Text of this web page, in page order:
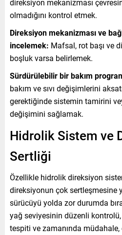
direksiyon mekanizması
olmadığını kontrol etmek.
Direksiyon mekanizması ve
incelemek: Mafsal, rot başı ve
boşluk varsa belirlemek.
Sürdürülebilir bir bakım
bakım ve sıvı değişimlerini
gerektiğinde sistemin tamirini
değişimini sağlamak.
Hidrolik Sistem ve
Sertliği
Özellikle hidrolik direksiyon
direksiyonun çok sertleşmesine
sürücüyü yolda zor durumda
yağ seviyesinin düzenli
tespiti ve zamanında müdahale,